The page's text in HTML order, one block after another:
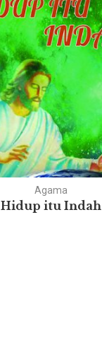
Agama
Hidup itu Indah